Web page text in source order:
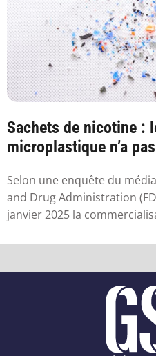
Sachets de nicotine :
microplastique n’a
Selon une enquête du
and Drug Administration
janvier 2025 la